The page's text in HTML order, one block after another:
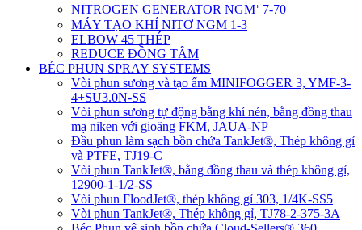
NITROGEN GENERATOR NGM⁺ 7-70
MÁY TẠO KHÍ NITƠ NGM 1-3
ELBOW 45 THÉP
REDUCE ĐỒNG TÂM
BÉC PHUN SPRAY SYSTEMS
Vòi phun sương và tạo ẩm MINIFOGGER 3, YMF-3-
4+SU3.0N-SS
Vòi phun sương tự động bằng khí nén, bằng đồng thau
mạ niken với gioăng FKM, JAUA-NP
Đầu phun làm sạch bồn chứa TankJet®, Thép không gỉ
và PTFE, TJ19-C
Vòi phun TankJet®, bằng đồng thau và thép không gỉ,
12900-1-1/2-SS
Vòi phun FloodJet®, thép không gỉ 303, 1/4K-SS5
Vòi phun TankJet®, Thép không gỉ, TJ78-2-375-3A